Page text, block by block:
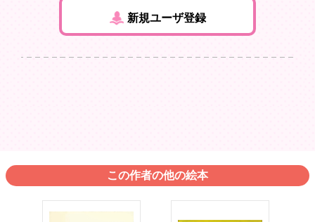
新規ユーザ登録
この作者の他の絵本